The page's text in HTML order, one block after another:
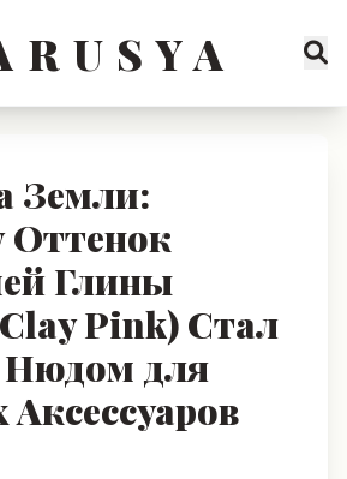
R U S Y A
Земли:
Оттенок
Глины
Pink) Стал
для